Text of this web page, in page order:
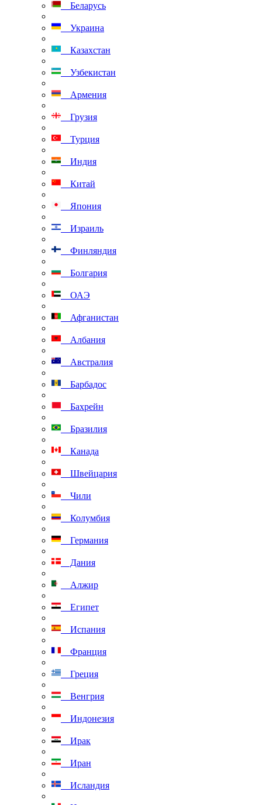
Беларусь
Украина
Казахстан
Узбекистан
Армения
Грузия
Турция
Индия
Китай
Япония
Израиль
Финляндия
Болгария
ОАЭ
Афганистан
Албания
Австралия
Барбадос
Бахрейн
Бразилия
Канада
Швейцария
Чили
Колумбия
Германия
Дания
Алжир
Египет
Испания
Франция
Греция
Венгрия
Индонезия
Ирак
Иран
Исландия